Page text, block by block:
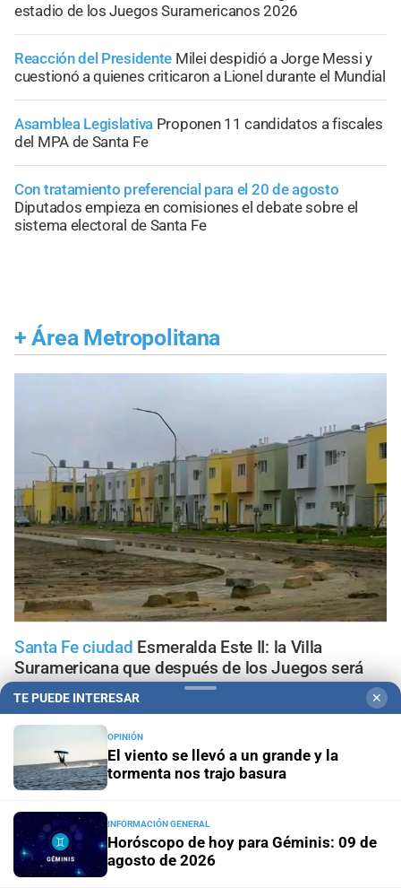
estadio de los Juegos Suramericanos 2026
Reacción del Presidente Milei despidió a Jorge Messi y
cuestionó a quienes criticaron a Lionel durante el Mundial
Asamblea Legislativa Proponen 11 candidatos a fiscales
del MPA de Santa Fe
Con tratamiento preferencial para el 20 de agosto
Diputados empieza en comisiones el debate sobre el
sistema electoral de Santa Fe
+ Área Metropolitana
Santa Fe ciudad Esmeralda Este II: la Villa
Suramericana que después de los Juegos será
hogar de 346 familias
"Geriátrico del horror"
municipal de asilos de ancianos en la ciudad de Santa
Fe?
Ante el fenómeno de El NiñoEl mapa que protege a
Santa Fe del agua: dónde están los 54 puntos de
bombeo
TE PUEDE INTERESAR ✕
OPINIÓN
El viento se llevó a un grande y la
tormenta nos trajo basura
INFORMACIÓN GENERAL
Horóscopo de hoy para Géminis: 09 de
agosto de 2026